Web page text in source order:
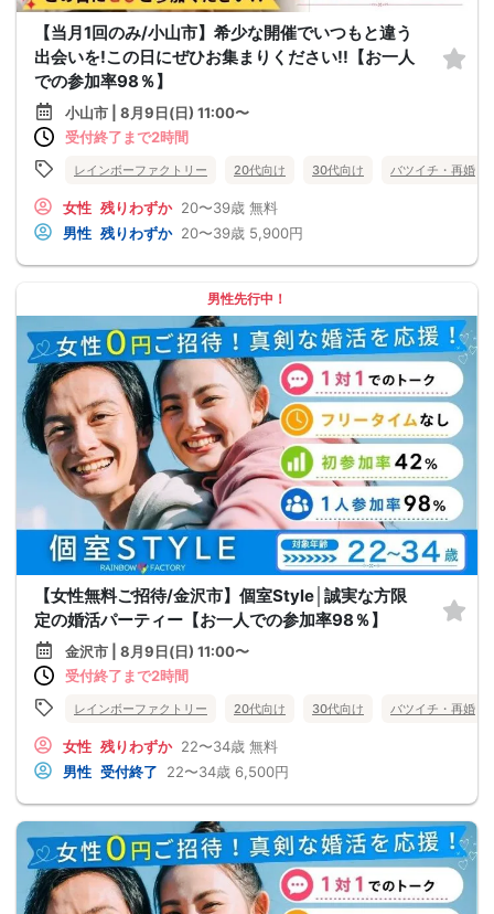
【当月1回のみ/小山市】希少な開催でいつもと違う
出会いを!この日にぜひお集まりください!!【お一人
での参加率98％】
小山市 | 8月9日(日) 11:00〜
受付終了まで2時間
レインボーファクトリー 20代向け 30代向け バツイチ・再婚
女性 残りわずか 20〜39歳 無料
男性 残りわずか 20〜39歳 5,900円
男性先行中！
【女性無料ご招待/金沢市】個室Style│誠実な方限
定の婚活パーティー【お一人での参加率98％】
金沢市 | 8月9日(日) 11:00〜
受付終了まで2時間
レインボーファクトリー 20代向け 30代向け バツイチ・再婚
女性 残りわずか 22〜34歳 無料
男性 受付終了 22〜34歳 6,500円